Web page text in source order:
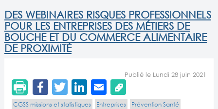
DES WEBINAIRES RISQUES PROFESSIONNELS
POUR LES ENTREPRISES DES MÉTIERS DE
BOUCHE ET DU COMMERCE ALIMENTAIRE
DE PROXIMITÉ
Publié le Lundi 28 juin 2021
CGSS missions et statistiques Entreprises Prévention Santé